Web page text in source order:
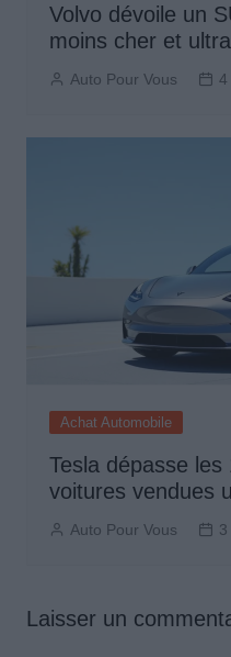
Volvo dévoile un
moins cher et
Auto Pour Vous 4
Achat Automobile
Tesla dépasse les
voitures vendues
Auto Pour Vous
Laisser un